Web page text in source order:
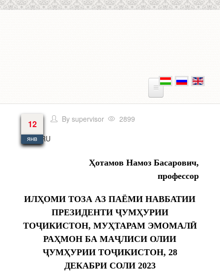
12
янв
Bysupervisor
2899
Язык RU
Ҳотамов Намоз Басарович,
профессор
ИЛҲОМИ ТОЗА АЗ ПАЁМИ НАВБАТИИ
ПРЕЗИДЕНТИ ҶУМҲУРИИ
ТОҶИКИСТОН, МУҲТАРАМ ЭМОМАЛӢ
РАҲМОН БА МАҶЛИСИ ОЛИИ
ҶУМҲУРИИ ТОҶИКИСТОН, 28
ДЕКАБРИ СОЛИ 2023